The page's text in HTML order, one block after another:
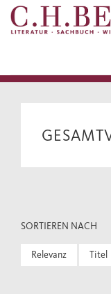
SORTIEREN NACH
Relevanz Titel